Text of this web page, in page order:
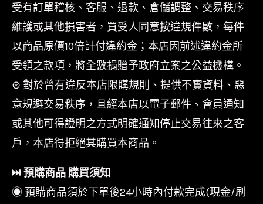
受有訂單稽核、客服、退款、倉儲調整、交易秩序
維護或其他損害者，買受人同意按違規件數，每件
以商品原價10倍計付違約金；本店因前述違約金所
受領之款項，將全數捐贈予政府立案之公益機構。
⊛ 對於曾有違反本店限購規則、提供不實資料、惡
意規避交易秩序，且經本店以電子郵件、會員通知
或其他可得證明之方式明確通知停止交易往來之客
戶，本店得拒絕其購買本商品。
⏭︎ 預購商品 購買須知
◉ 預購商品須於下單後24小時內付款完成(現金/刷